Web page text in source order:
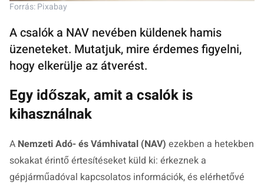
Forrás: Pixabay
A csalók a NAV nevében küldenek hamis
üzeneteket. Mutatjuk, mire érdemes figyelni,
hogy elkerülje az átverést.
Egy időszak, amit a csalók is
kihasználnak
A Nemzeti Adó- és Vámhivatal (NAV) ezekben a hetekben
sokakat érintő értesítéseket küld ki: érkeznek a
gépjárműadóval kapcsolatos információk, és elérhetővé